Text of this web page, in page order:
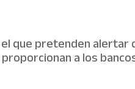
el que pretenden
a los